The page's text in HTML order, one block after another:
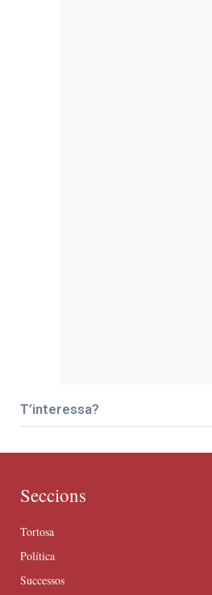
T’interessa?
Seccions
Tortosa
Política
Successos